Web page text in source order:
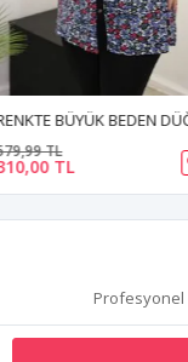
180,00 TL
299,99 TL
Profesyonel